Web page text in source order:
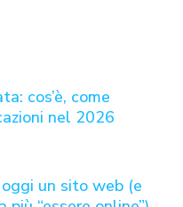
cos’è, come
nel 2026
un sito web (e